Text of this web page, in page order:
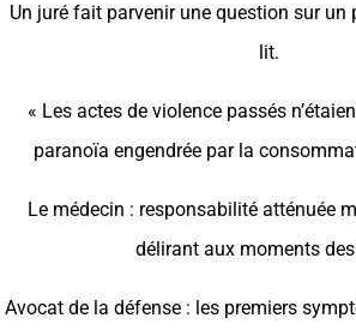
Un juré fait parvenir une question sur un
lit.
« Les actes de violence passés
paranoïa engendrée par la
Le médecin : responsabilité atténuée
délirant aux moments
Avocat de la défense : les premiers